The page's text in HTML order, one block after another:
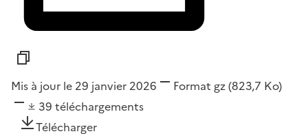
Mis à jour le 29 janvier 2026 Format gz(823,7 Ko)
39 téléchargements
Télécharger